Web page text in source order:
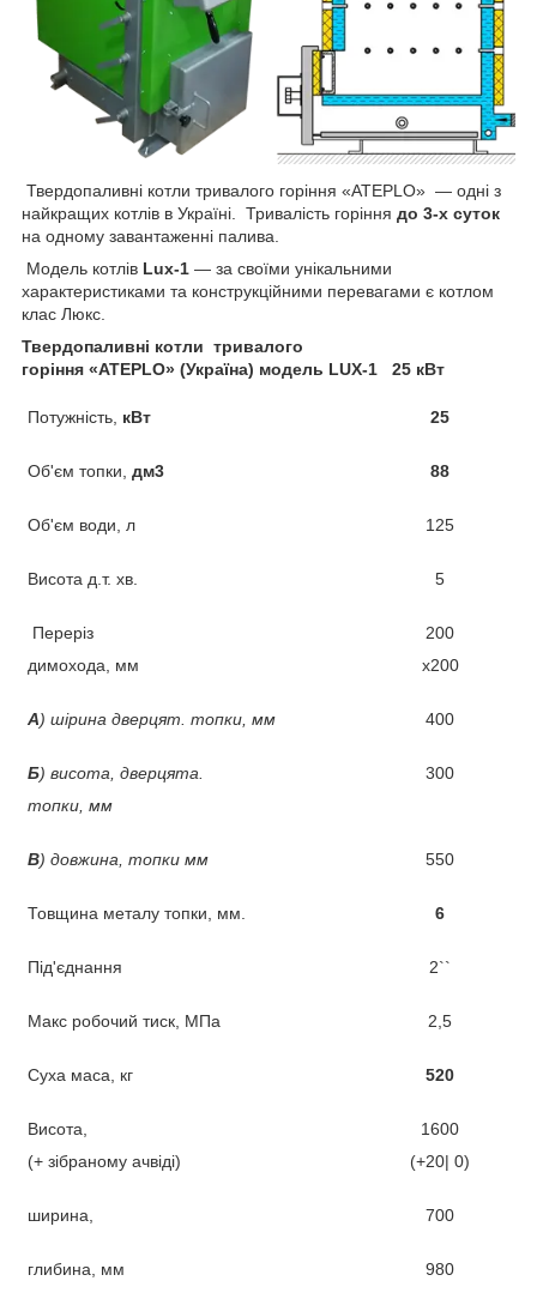
Твердопаливні котли тривалого горіння «ATEPLO» — одні з
найкращих котлів в Україні. Тривалість горіння до 3-х суток
на одному завантаженні палива.
Модель котлів Lux-1 — за своїми унікальними
характеристиками та конструкційними перевагами є котлом
клас Люкс.
Твердопаливні котли тривалого
горіння «ATEPLO» (Україна) модель LUX-1 25 кВт
Потужність, кВт 25
Об'єм топки, дм3 88
Об'єм води, л 125
Висота д.т. хв. 5
Переріз
димохода, мм
200
х200
А) шірина дверцят. топки, мм 400
Б) висота, дверцята.
топки, мм
300
В) довжина, топки мм 550
Товщина металу топки, мм. 6
Під'єднання 2``
Макс робочий тиск, МПа 2,5
Суха маса, кг 520
Висота,
(+ зібраному ачвіді)
1600
(+20| 0)
ширина, 700
глибина, мм
980